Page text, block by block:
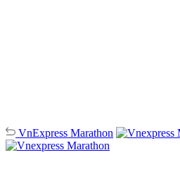
VnExpress Marathon